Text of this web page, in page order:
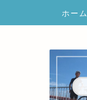
ホーム